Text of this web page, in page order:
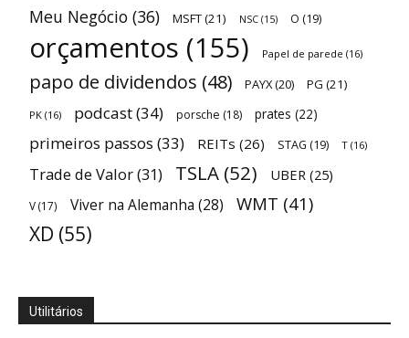
Meu Negócio (36) MSFT(21) NSC (15) O (19)
orçamentos (155) Papel de parede (16)
papo de dividendos (48) PAYX(20) PG (21)
PK (16) podcast(34) porsche (18) prates (22)
primeiros passos (33) REITs (26) STAG (19) T (16)
Trade de Valor(31) TSLA (52) UBER (25)
V(17) Viver na Alemanha (28) WMT (41)
XD (55)
Utilitários